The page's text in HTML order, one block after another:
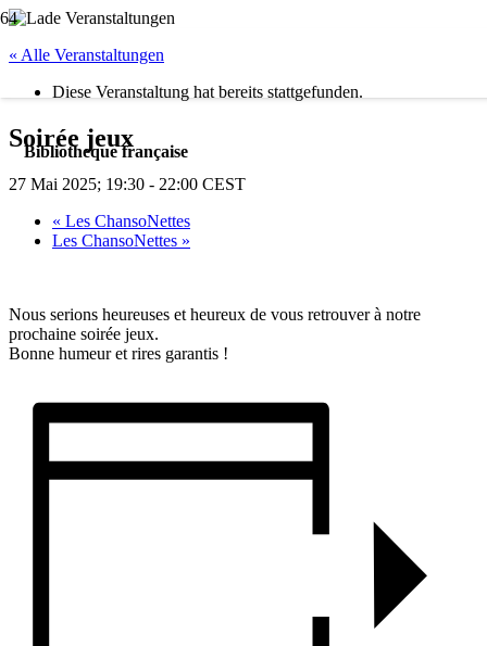
Bibliotheque française
« Alle Veranstaltungen
Diese Veranstaltung hat bereits stattgefunden.
Soirée jeux
27 Mai 2025; 19:30 - 22:00 CEST
« Les ChansoNettes
Les ChansoNettes »
Nous serions heureuses et heureux de vous retrouver à notre
prochaine soirée jeux.
Bonne humeur et rires garantis !